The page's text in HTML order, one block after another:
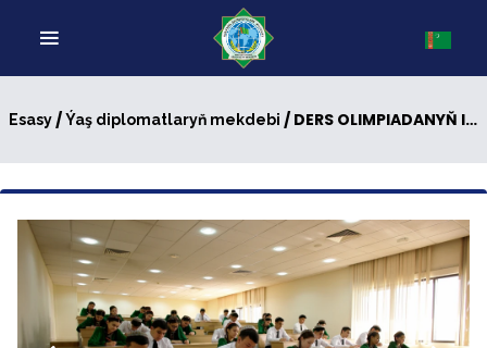
Esasy/Ýaş diplomatlaryň mekdebi / DERS OLIMPIADANYŇ II TAPGYRY GEÇIRILDI